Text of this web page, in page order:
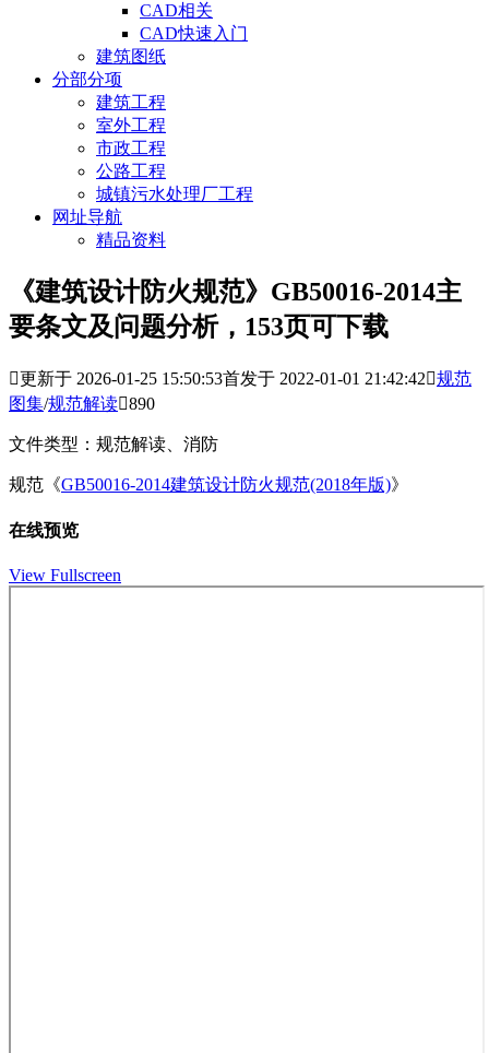
CAD相关
CAD快速入门
建筑图纸
分部分项
建筑工程
室外工程
市政工程
公路工程
城镇污水处理厂工程
网址导航
精品资料
《建筑设计防火规范》GB50016-2014主
要条文及问题分析，153页可下载
更新于 2026-01-25 15:50:53首发于 2022-01-01 21:42:42规范
图集/规范解读890
文件类型：规范解读、消防
规范《GB50016-2014建筑设计防火规范(2018年版)》
在线预览
View Fullscreen